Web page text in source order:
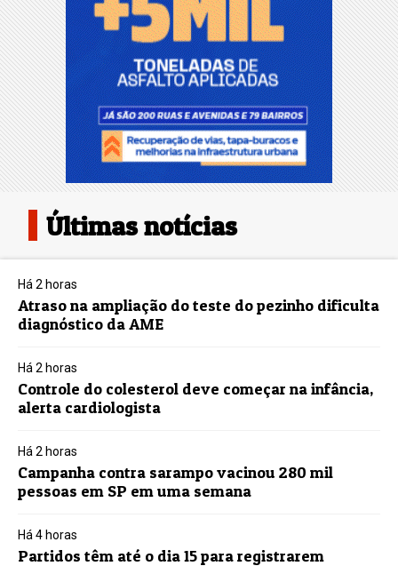
Últimas notícias
Há 2 horas
Atraso na ampliação do teste do pezinho dificulta
diagnóstico da AME
Há 2 horas
Controle do colesterol deve começar na infância,
alerta cardiologista
Há 2 horas
Campanha contra sarampo vacinou 280 mil
pessoas em SP em uma semana
Há 4 horas
Partidos têm até o dia 15 para registrarem